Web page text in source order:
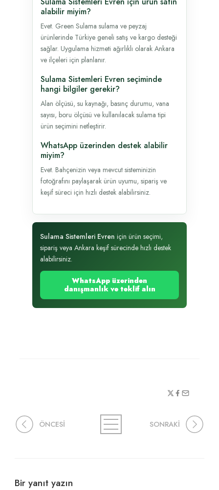
alabilir miyim?
Evet. Green Sulama sulama ve peyzaj
ürünlerinde Türkiye geneli satış ve kargo desteği
sağlar. Uygulama hizmeti ağırlıklı olarak Ankara
ve ilçeleri için planlanır.
Sulama Sistemleri Evren seçiminde
hangi bilgiler gerekir?
Alan ölçüsü, su kaynağı, basınç durumu, vana
sayısı, boru ölçüsü ve kullanılacak sulama tipi
ürün seçimini netleştirir.
WhatsApp üzerinden destek alabilir
miyim?
Evet. Bahçenizin veya mevcut sisteminizin
fotoğrafını paylaşarak ürün uyumu, sipariş ve
keşif süreci için hızlı destek alabilirsiniz.
Sulama Sistemleri Evren için ürün seçimi,
sipariş veya Ankara keşif sürecinde hızlı destek
alabilirsiniz.
WhatsApp üzerinden
danışmanlık ve teklif alın
ÖNCESİ SONRAKİ
Bir yanıt yazın